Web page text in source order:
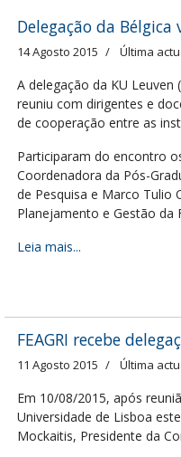
Delegação da Bélgica
14 Agosto 2015 Última
A delegação da KU
reuniu com dirigentes e
de cooperação entre as
Participaram do encontro
Coordenadora da Pós-
de Pesquisa e Marco Tulio
Planejamento e Gestão da
Leia mais...
FEAGRI recebe
11 Agosto 2015 Última
Em 10/08/2015, após
Universidade de Lisboa
Mockaitis, Presidente da